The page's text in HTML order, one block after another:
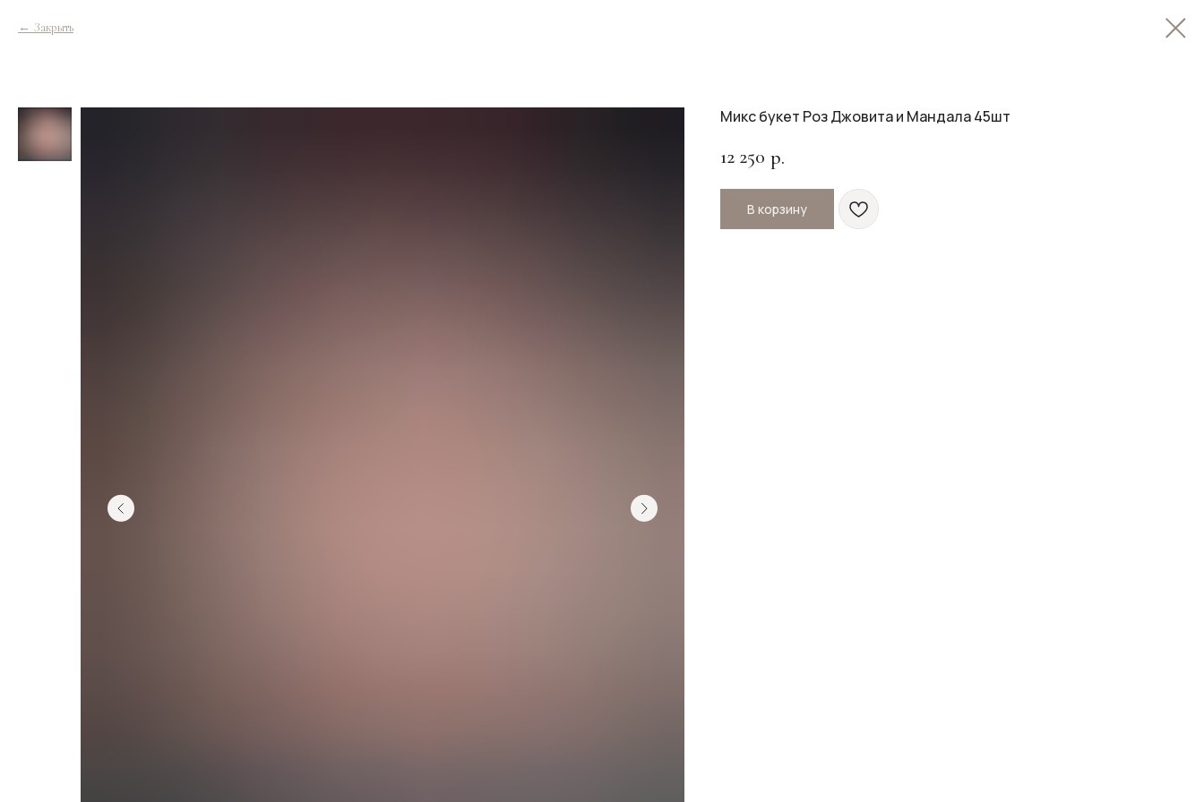
Закрыть
Микс букет Роз Джовита и Мандала 45шт
12 250 р.
В корзину